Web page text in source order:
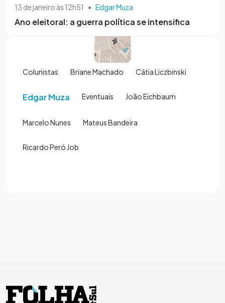
13 de janeiro às 12h51 • Edgar Muza
Ano eleitoral: a guerra política se intensifica
Colunistas Briane Machado Cátia Liczbinski
Edgar Muza Eventuais João Eichbaum
Marcelo Nunes Mateus Bandeira
Ricardo Peró Job